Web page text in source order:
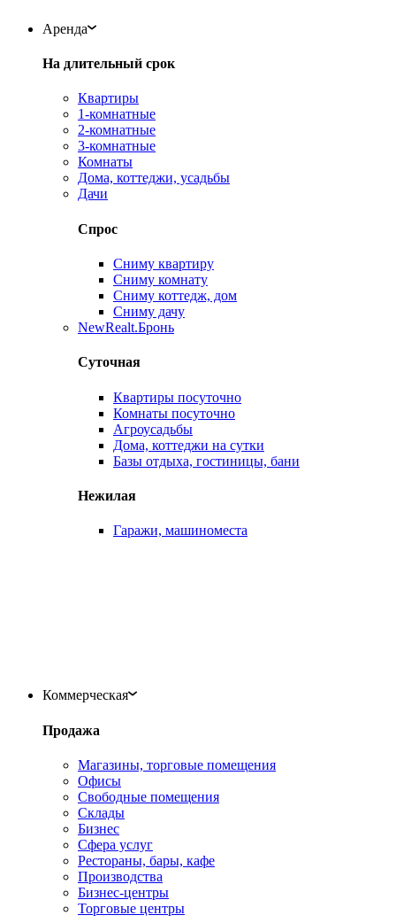
Аренда
На длительный срок
Квартиры
1-комнатные
2-комнатные
3-комнатные
Комнаты
Дома, коттеджи, усадьбы
Дачи
Спрос
Сниму квартиру
Сниму комнату
Сниму коттедж, дом
Сниму дачу
NewRealt.Бронь
Суточная
Квартиры посуточно
Комнаты посуточно
Агроусадьбы
Дома, коттеджи на сутки
Базы отдыха, гостиницы, бани
Нежилая
Гаражи, машиноместа
Коммерческая
Продажа
Магазины, торговые помещения
Офисы
Свободные помещения
Склады
Бизнес
Сфера услуг
Рестораны, бары, кафе
Производства
Бизнес-центры
Торговые центры